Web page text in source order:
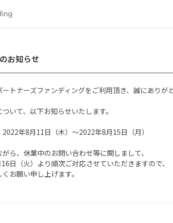
お知らせ
トナーズファンディングをご利用頂き、誠にありが
いて、以下お知らせいたします。
年8月11日（木）～2022年8月15日（月）
ら、休業中のお問い合わせ等に関しまして、
日（火）より順次ご対応させていただきますので、
お願い申し上げます。